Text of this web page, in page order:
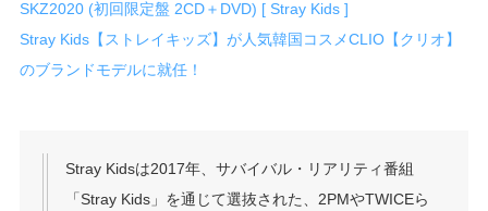
SKZ2020 (初回限定盤 2CD＋DVD) [ Stray Kids ]
Stray Kids【ストレイキッズ】が人気韓国コスメCLIO【クリオ】
のブランドモデルに就任！
Stray Kidsは2017年、サバイバル・リアリティ番組
「Stray Kids」を通じて選抜された、2PMやTWICEら